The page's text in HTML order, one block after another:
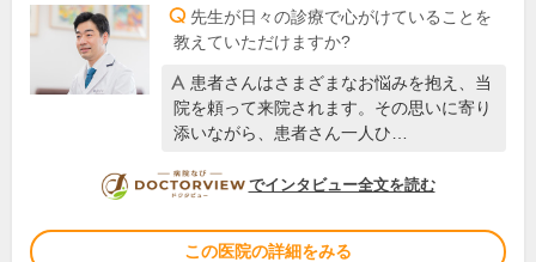
先生が日々の診療で心がけていることを
教えていただけますか?
患者さんはさまざまなお悩みを抱え、当
院を頼って来院されます。その思いに寄り
添いながら、患者さん一人ひ…
DOCTORVIEW
でインタビュー全文を読む
この医院の詳細をみる